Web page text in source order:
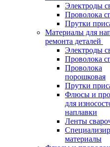
Электроды
Проволока
Прутки
Материалы для
ремонта деталей
Электроды
Проволока
Проволока
порошковая
Прутки
Флюсы и
для
наплавки
Ленты
материалы